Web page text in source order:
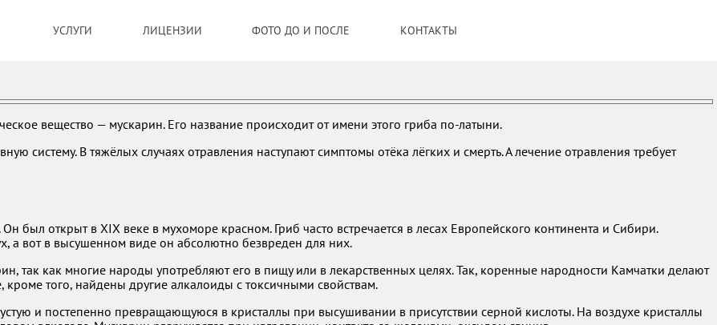
УСЛУГИ ЛИЦЕНЗИИ ФОТО ДО И ПОСЛЕ КОНТАКТЫ
вещество — мускарин. Его название происходит от имени этого гриба по-латыни.
систему. В тяжёлых случаях отравления наступают симптомы отёка лёгких и смерть. А лечение отравления требует
был открыт в XIX веке в мухоморе красном. Гриб часто встречается в лесах Европейского континента и Сибири.
а вот в высушенном виде он абсолютно безвреден для них.
так как многие народы употребляют его в пищу или в лекарственных целях. Так, коренные народности Камчатки делают
того, найдены другие алкалоиды с токсичными свойствам.
и постепенно превращающуюся в кристаллы при высушивании в присутствии серной кислоты. На воздухе кристаллы